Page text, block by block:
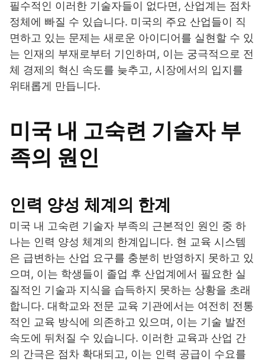
필수적인 이러한 기술자들이 없다면, 산업계는 점차
정체에 빠질 수 있습니다. 미국의 주요 산업들이 직
면하고 있는 문제는 새로운 아이디어를 실현할 수 있
는 인재의 부재로부터 기인하며, 이는 궁극적으로 전
체 경제의 혁신 속도를 늦추고, 시장에서의 입지를
위태롭게 만듭니다.
미국 내 고숙련 기술자 부
족의 원인
인력 양성 체계의 한계
미국 내 고숙련 기술자 부족의 근본적인 원인 중 하
나는 인력 양성 체계의 한계입니다. 현 교육 시스템
은 급변하는 산업 요구를 충분히 반영하지 못하고 있
으며, 이는 학생들이 졸업 후 산업계에서 필요한 실
질적인 기술과 지식을 습득하지 못하는 상황을 초래
합니다. 대학교와 전문 교육 기관에서는 여전히 전통
적인 교육 방식에 의존하고 있으며, 이는 기술 발전
속도에 뒤처질 수 있습니다. 이러한 교육과 산업 간
의 간극은 점차 확대되고, 이는 인력 공급이 수요를